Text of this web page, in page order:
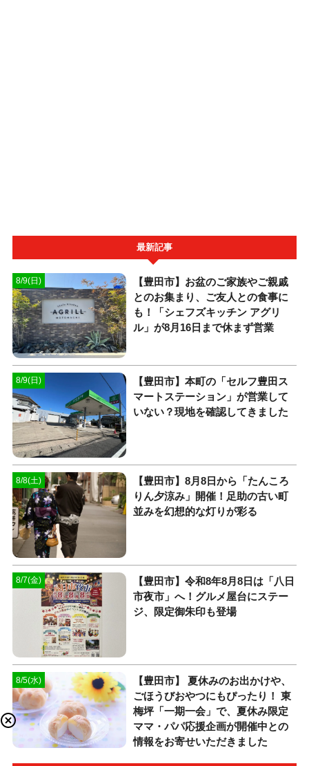
最新記事
8/9(日)
【豊田市】お盆のご家族やご親戚
とのお集まり、ご友人との食事に
も！「シェフズキッチン アグリ
ル」が8月16日まで休まず営業
8/9(日)
【豊田市】本町の「セルフ豊田ス
マートステーション」が営業して
いない？現地を確認してきました
8/8(土)
【豊田市】8月8日から「たんころ
りん夕涼み」開催！足助の古い町
並みを幻想的な灯りが彩る
8/7(金)
【豊田市】令和8年8月8日は「八日
市夜市」へ！グルメ屋台にステー
ジ、限定御朱印も登場
8/5(水)
【豊田市】 夏休みのお出かけや、
ごほうびおやつにもぴったり！ 東
梅坪「一期一会」で、夏休み限定
ママ・パパ応援企画が開催中との
情報をお寄せいただきました